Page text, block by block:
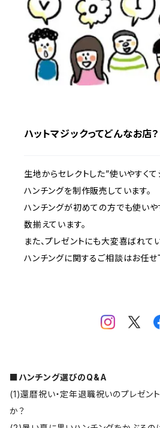
ハットマジックってどんなお店？
生地からセレクトした”使いやすく
ハンチングを制作販売しています。
ハンチングが初めての方でも使い
数揃えています。
また、プレゼントにも大変喜ばれてい
ハンチングに関するご相談はお任せ
■ハンチング選びのQ&A
(1)還暦祝い・定年退職祝いのプレゼン
か？